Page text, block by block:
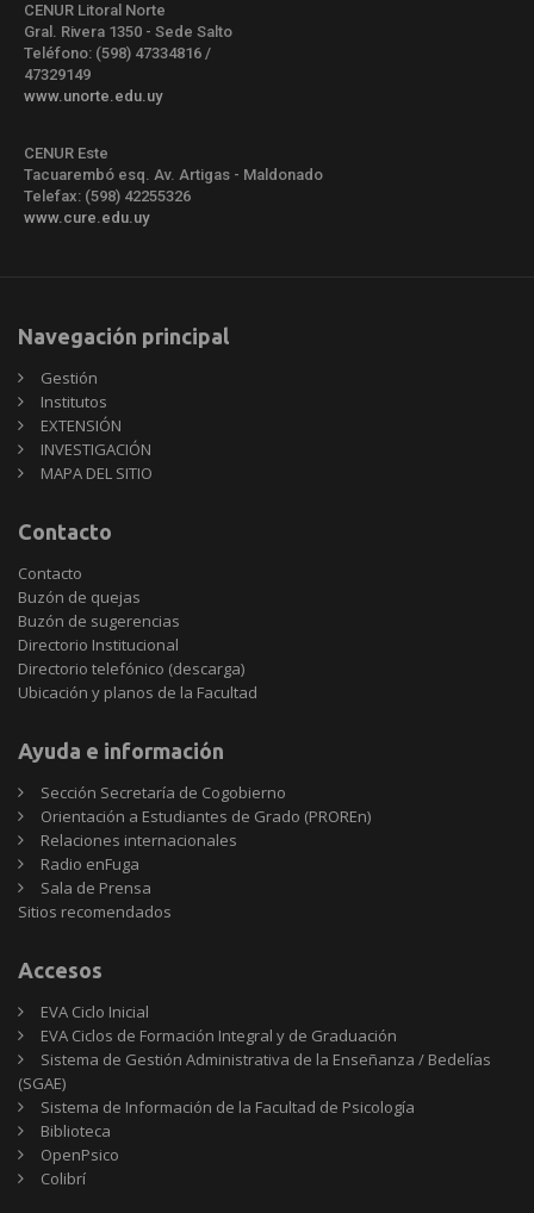
CENUR Litoral Norte
Gral. Rivera 1350 - Sede Salto
Teléfono: (598) 47334816 /
47329149
www.unorte.edu.uy
CENUR Este
Tacuarembó esq. Av. Artigas - Maldonado
Telefax: (598) 42255326
www.cure.edu.uy
Navegación principal
Gestión
Institutos
EXTENSIÓN
INVESTIGACIÓN
MAPA DEL SITIO
Contacto
Contacto
Buzón de quejas
Buzón de sugerencias
Directorio Institucional
Directorio telefónico (descarga)
Ubicación y planos de la Facultad
Ayuda e información
Sección Secretaría de Cogobierno
Orientación a Estudiantes de Grado (PROREn)
Relaciones internacionales
Radio enFuga
Sala de Prensa
Sitios
Sitios recomendados
Accesos
EVA Ciclo Inicial
EVA Ciclos de Formación Integral y de Graduación
Sistema de Gestión Administrativa de la Enseñanza / Bedelías
(SGAE)
Sistema de Información de la Facultad de Psicología
Biblioteca
OpenPsico
Colibrí